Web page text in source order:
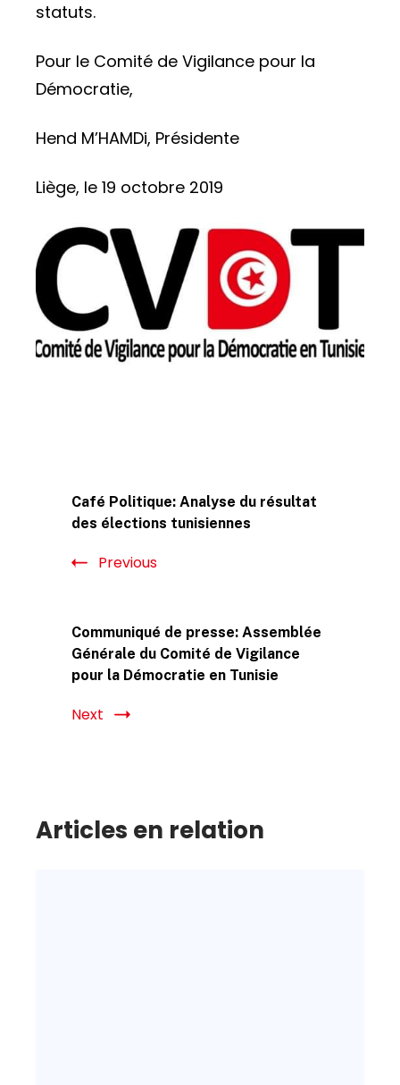
statuts.
Pour le Comité de Vigilance pour la
Démocratie,
Hend M’HAMDi, Présidente
Liège, le 19 octobre 2019
Navigation
Café Politique: Analyse du résultat
des élections tunisiennes
Previous
Communiqué de presse: Assemblée
Générale du Comité de Vigilance
pour la Démocratie en Tunisie
Next
Articles en relation